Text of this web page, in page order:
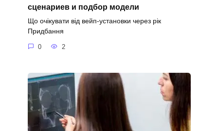
сценариев и подбор модели
Що очікувати від вейп-установки через рік
Придбання
0 2